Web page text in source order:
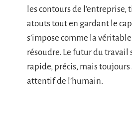
les contours de l’entreprise,
atouts tout en gardant le
s’impose comme la
résoudre. Le futur du travail
rapide, précis, mais toujours
attentif de l’humain.